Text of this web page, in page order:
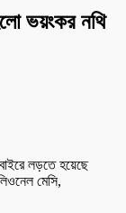
ভয়ংকর নথি
লড়তে হয়েছে
মেসি,